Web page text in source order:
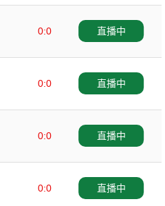
0:0
直播中
0:0
直播中
0:0
直播中
0:0
直播中